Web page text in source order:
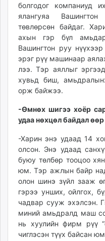
болгодог компаниуд
ялангуяа
төвлөрсөн байдаг.
ахын гэр бүл
Вашингтон руу
эрэг рүү машинаар
лээ. Тэр аяллыг
хувьд биш,
орж байжээ.
-Өмнөх шигээ хоёр
удаа нөхцөл байдал
-Харин энэ удаад 14
олсон. Энэ удаад
буюу төлбөр тооцоо
юм. Тэр ажлын байр
олон шинэ зүйл зааж
гэрээ унших, ойлгох,
чадвар сууж эхэлсэн.
миний амьдралд маш
нь хуулийн фирм рүү
чиглэсэн түүх байсан